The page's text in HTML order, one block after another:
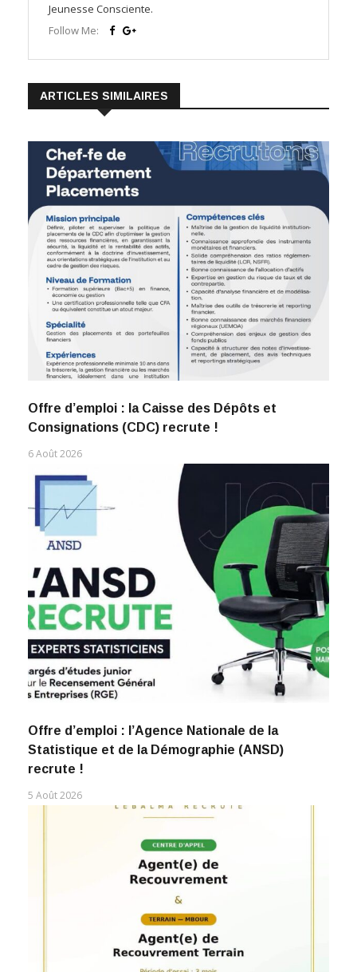
Jeunesse Consciente.
Follow Me:
ARTICLES SIMILAIRES
Offre d’emploi : la Caisse des Dépôts et
Consignations (CDC) recrute !
6 Août 2026
Offre d’emploi : l’Agence Nationale de la
Statistique et de la Démographie (ANSD)
recrute !
5 Août 2026